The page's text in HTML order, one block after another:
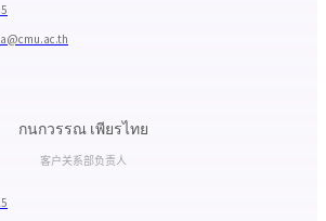
กนกวรรณ เพียรไทย
客户关系部负责人